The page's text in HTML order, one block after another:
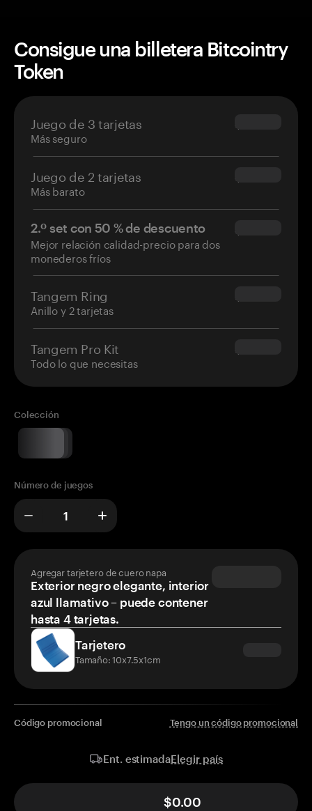
Consigue una billetera Bitcointry
Token
Juego de 3 tarjetas
Más seguro
$69.90
Juego de 2 tarjetas
Más barato
$54.90
2.º set con 50 % de descuento
Mejor relación calidad-precio para dos
monederos fríos
$34.95
Tangem Ring
Anillo y 2 tarjetas
$160.00
Tangem Pro Kit
Todo lo que necesitas
$180.00
Colección
Número de juegos
Agregar tarjetero de cuero napa
Exterior negro elegante, interior
azul llamativo – puede contener
hasta 4 tarjetas.
Tarjetero
Tamaño: 10x7.5x1cm
Código promocional Tengo un código promocional
Ent. estimadaElegir país
$0.00